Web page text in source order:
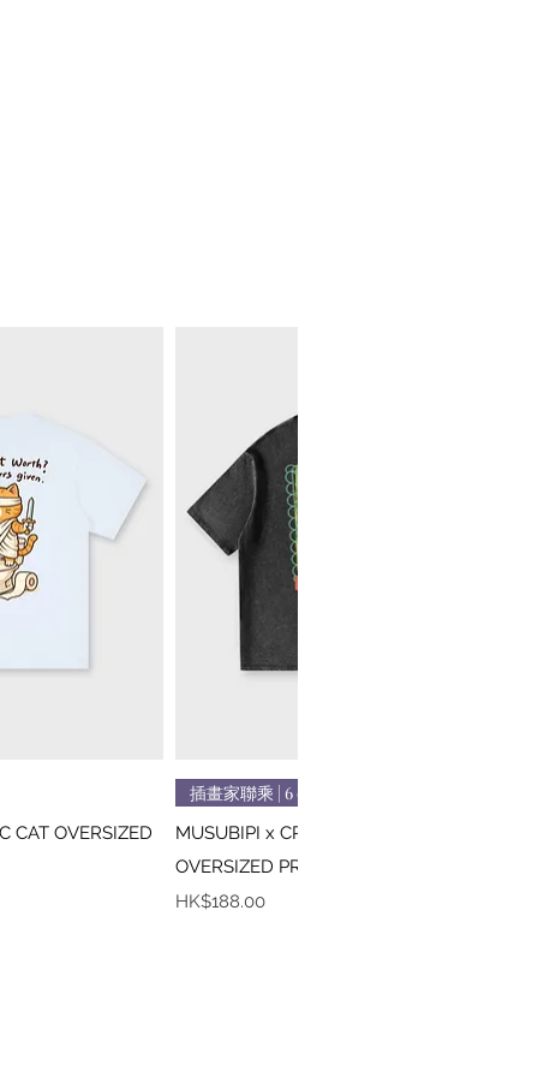
CAT OVERSIZED
插畫家聯乘 | 6 colors
MUSUBIPI x CREEPS / MONA LISA
OVERSIZED PRINTED TEE
價格
HK$188.00